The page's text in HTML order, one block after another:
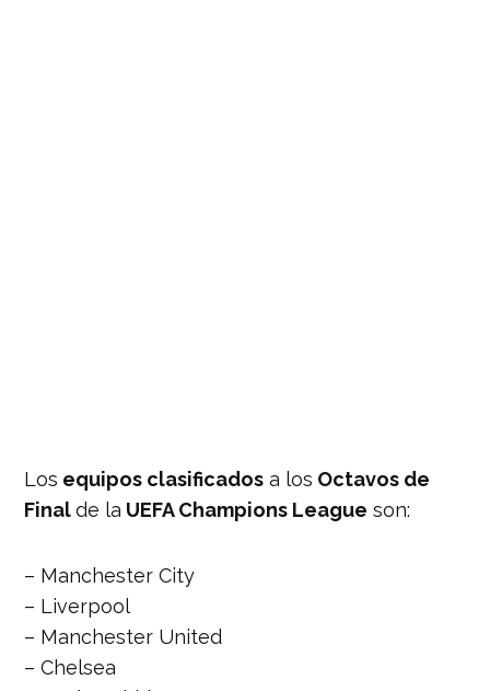
Los equipos clasificados a los Octavos de
Finalde la UEFA Champions League son:
– Manchester City
– Liverpool
– Manchester United
– Chelsea